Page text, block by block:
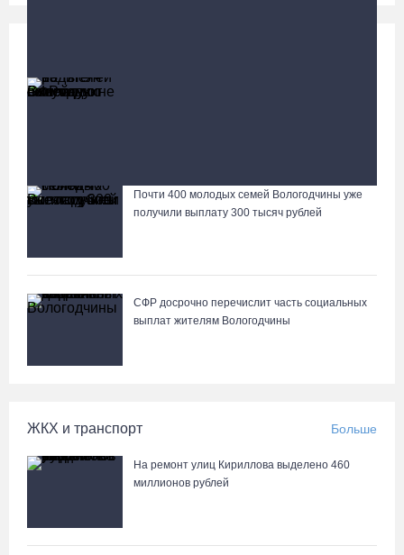
Лазерную проекцию на пешеходных переходах сделают в
Почти 400 молодых семей Вологодчины уже
получили выплату 300 тысяч рублей
СФР досрочно перечислит часть социальных
выплат жителям Вологодчины
ЖКХ и транспорт Больше
На ремонт улиц Кириллова выделено 460
миллионов рублей